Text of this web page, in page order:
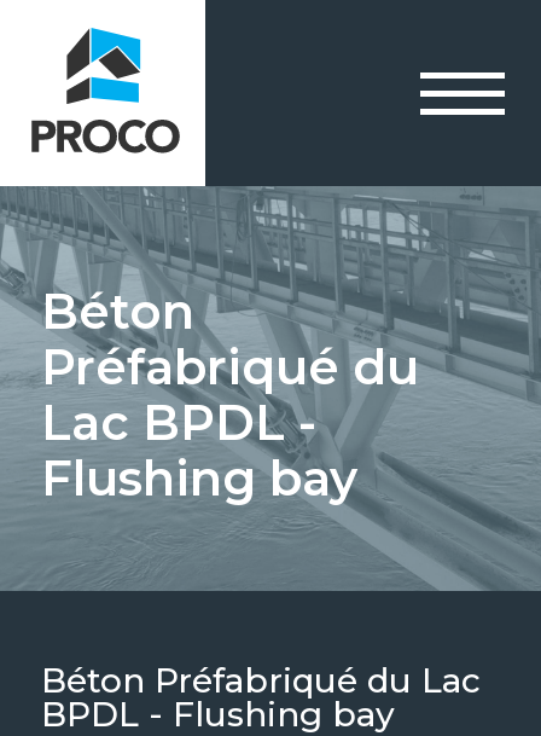
Béton
Préfabriqué du
Lac BPDL -
Flushing bay
Béton Préfabriqué du Lac
BPDL - Flushing bay